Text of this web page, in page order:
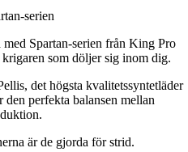
serien
Spartan-serien från King Pro
som döljer sig inom dig.
det högsta kvalitetssyntetläder
den perfekta balansen mellan
är de gjorda för strid.